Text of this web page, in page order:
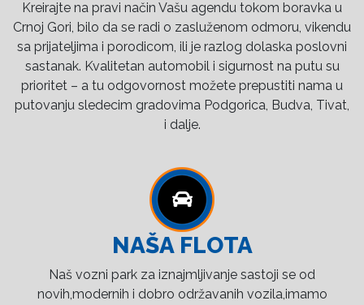
Kreirajte na pravi način Vašu agendu tokom boravka u
Crnoj Gori, bilo da se radi o zasluženom odmoru, vikendu
sa prijateljima i porodicom, ili je razlog dolaska poslovni
sastanak. Kvalitetan automobil i sigurnost na putu su
prioritet – a tu odgovornost možete prepustiti nama u
putovanju sledecim gradovima Podgorica, Budva, Tivat,
i dalje.
NAŠA FLOTA
Naš vozni park za iznajmljivanje sastoji se od
novih,modernih i dobro održavanih vozila,imamo